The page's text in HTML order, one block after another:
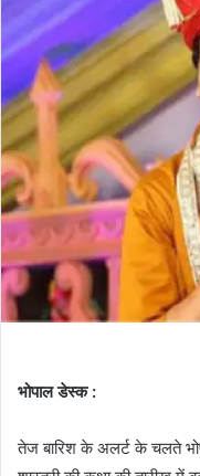
भोपाल डेस्क :
तेज बारिश के अलर्ट के चलते